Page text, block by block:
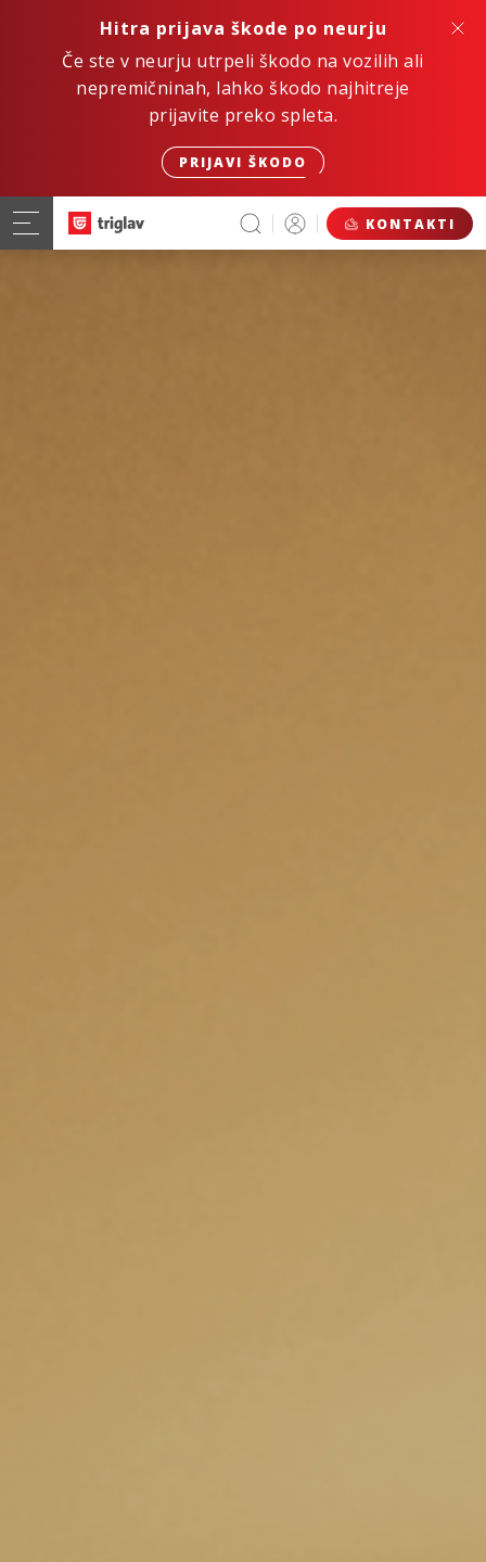
Hitra prijava škode po neurju
Če ste v neurju utrpeli škodo na vozilih ali
nepremičninah, lahko škodo najhitreje
prijavite preko spleta.
PRIJAVI ŠKODO
KONTAKTI